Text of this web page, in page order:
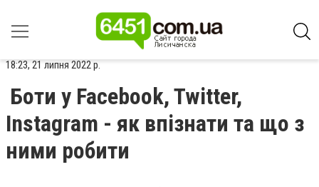
18:23, 21 липня 2022 р.
Боти у Facebook, Twitter,
Instagram - як впізнати та що з
ними робити